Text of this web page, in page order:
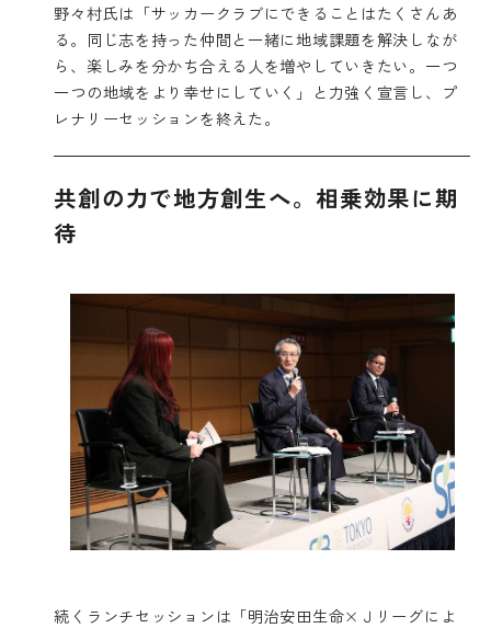
野々村氏は「サッカークラブにできることはたくさんあ
る。同じ志を持った仲間と一緒に地域課題を解決しなが
ら、楽しみを分かち合える人を増やしていきたい。一つ
一つの地域をより幸せにしていく」と力強く宣言し、プ
レナリーセッションを終えた。
共創の力で地方創生へ。相乗効果に期
待
続くランチセッションは「明治安田生命×Ｊリーグによ